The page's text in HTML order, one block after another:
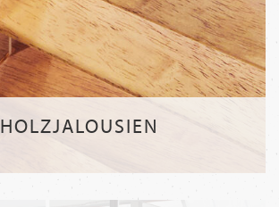
HOLZJALOUSIEN